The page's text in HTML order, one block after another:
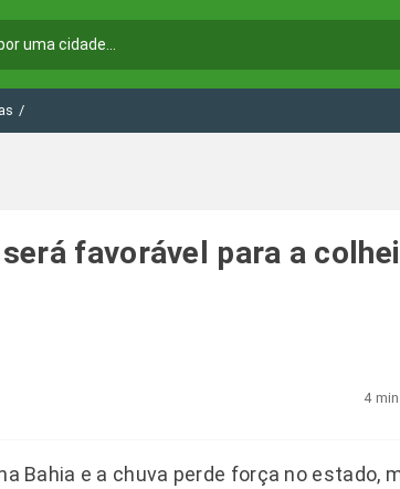
/
favorável para a
4
Bahia e a chuva perde força no estado,